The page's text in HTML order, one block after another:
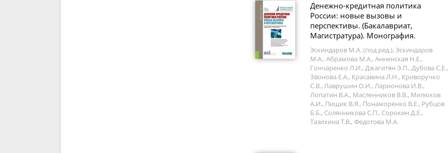
Денежно-кредитная политика
России: новые вызовы и
перспективы. (Бакалавриат,
Магистратура). Монография.
Эскиндаров М.А. (под ред.), Эскиндаров
М.А., Абрамова М.А., Анненская Н.Е.,
Гончаренко Л.И., Джагитян Э.П., Дубова С.Е.,
Звонова Е.А., Красавина Л.Н., Криворучко
С.В., Лаврушин О.И., Ларионова И.В.,
Лопатин В.А., Масленников В.В., Милюков
А.И., Пищик В.Я., Понаморенко В.Е., Рубцов
Б.Б., Солянникова С.П., Сорокин Д.Е.,
Тазихина Т.В., Федотова М.А.